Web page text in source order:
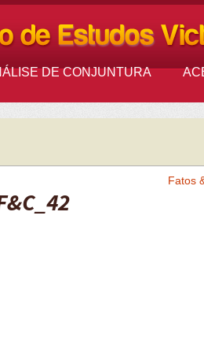
DE CONJUNTURA
Fatos